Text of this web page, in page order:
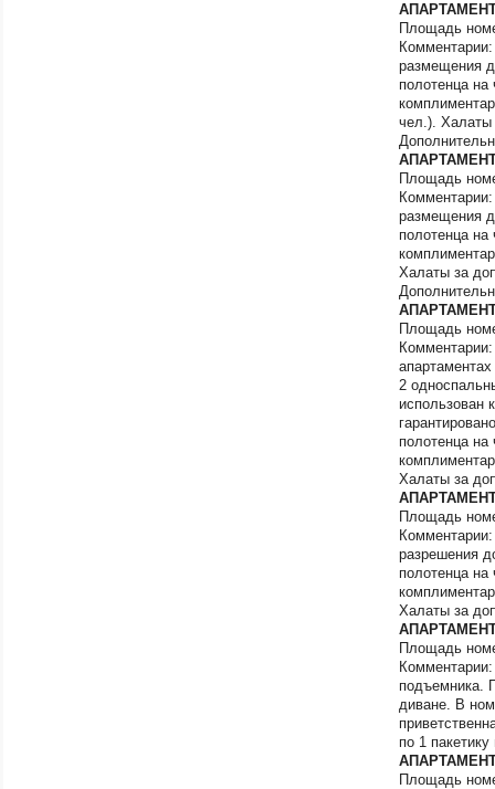
Сочи (Дагомыс /
Сочи (Красная
уровень)
Сочи (Красная
уровень)
Сочи
Сочи (ФТ
курорт)
Сочи
Ставрополь
Сургут
Сыктывкар
Тверская
Тверь
Теберда
Томск
Туапсе
Туапсе (Джубга/
Инал)
Туапсе (Небуг /
Туапсе
Туапсе
Туапсе (Шепси /
Тульская
Тюменская
Тюмень
Улан-удэ
Ульяновск
Уфа
Хабаровск
Хабаровский
Чебоксары
Челябинск
Черкесск
Чеченская
Чита
Чувашская
Шерегеш
Экскурсионные
Экскурсионные
Площадь
размещения
полотенца
чел.). Халаты
Площадь
размещения
полотенца
Халаты за
Площадь
2
использован
полотенца
Халаты за
Площадь
разрешения
полотенца
Халаты за
Площадь
подъемника.
диване. В
по 1
Площадь